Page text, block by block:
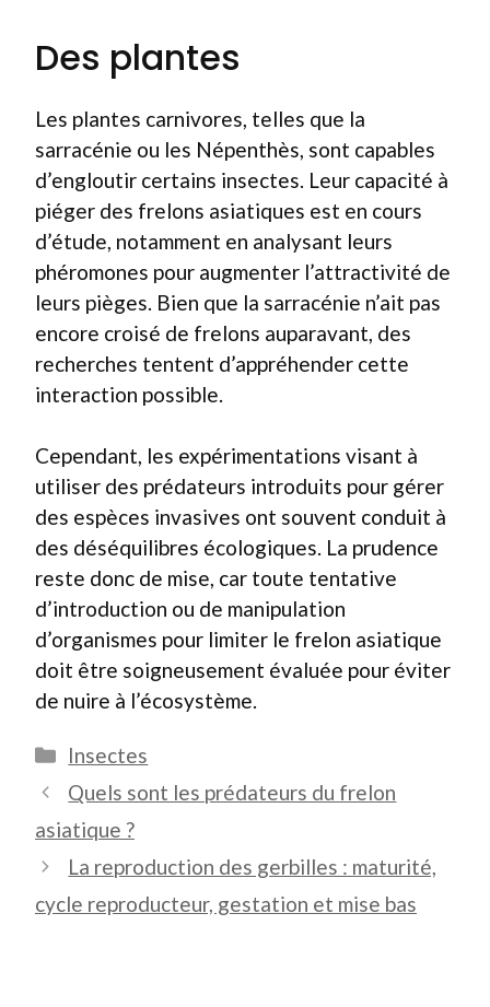
Des plantes
Les plantes carnivores, telles que la
sarracénie ou les Népenthès, sont capables
d’engloutir certains insectes. Leur capacité à
piéger des frelons asiatiques est en cours
d’étude, notamment en analysant leurs
phéromones pour augmenter l’attractivité de
leurs pièges. Bien que la sarracénie n’ait pas
encore croisé de frelons auparavant, des
recherches tentent d’appréhender cette
interaction possible.
Cependant, les expérimentations visant à
utiliser des prédateurs introduits pour gérer
des espèces invasives ont souvent conduit à
des déséquilibres écologiques. La prudence
reste donc de mise, car toute tentative
d’introduction ou de manipulation
d’organismes pour limiter le frelon asiatique
doit être soigneusement évaluée pour éviter
de nuire à l’écosystème.
Catégories
Insectes
Quels sont les prédateurs du frelon
asiatique ?
La reproduction des gerbilles : maturité,
cycle reproducteur, gestation et mise bas